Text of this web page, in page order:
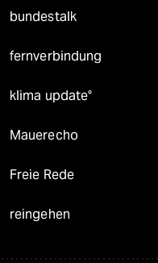
bundestalk
fernverbindung
klima update°
Mauerecho
Freie Rede
reingehen